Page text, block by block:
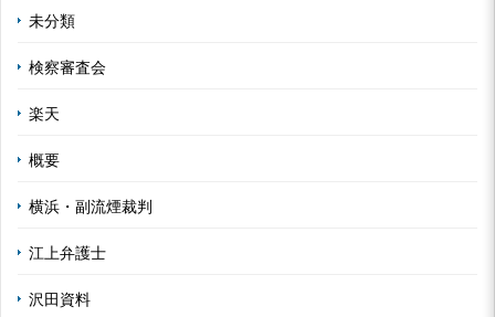
未分類
検察審査会
楽天
概要
横浜・副流煙裁判
江上弁護士
沢田資料